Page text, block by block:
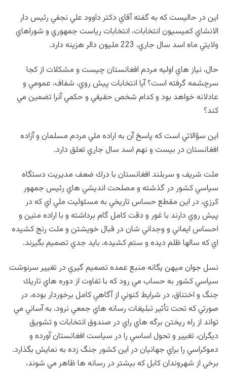
اين در حاليست كه به گفته آقاي دكتر داوود علي نجفي رئيس دار
الانشاي كميسيون انتخابات،‌ انتخابات رياست جمهوري و شوراهاي
ولايتي ماه اسد سال جاري، 223 مليون دالر هزينه دارد.
حال، نياز هاي اوليه مردم افغانستان چيست و مشكلات از كجا
سرچشمه گرفته است؟ آيا انتخابات پيش روي، شفاف، عمومي و
عادلانه خواهد بود و كدام شخص حقيقي و حكمي آنرا تضمين مي
كند؟
اين سؤالاتي است كه پاسخ آن به اراده ملي مردم مسلمان و آزاده
افغانستان در بيست و نهم اسد سال جاري تعلق دارد.
ملت شريف و سربلند افغانستان با درك ضعف مديريت دستگاه
سياسي كشور در گذشته و مصلحت انديشي هاي رئيس جمهور
كرزي، در اين مقطع حساس تاريخي به مسئوليت ملي اي كه در
پيش روي دارند با غور و دقت كامل گام برداشته و با اراده متين و
احساس ايماني و وجداني شان در قبال خويشتن و ملت رنج كشيده
اي كه سالها ظلم ديده و ستم كشيده، بايد جدي تصميم بگيرند.
نسل جوان ميهن يگانه منبع عمده تصميم گيري در تغيير سرنوشت
سياسي كشور به حساب مي رود كه با تفاوت از دوره هاي تاريك
جنگ و اختناق، در شرايط كنوني از آگاهي كامل برخوردار بوده، در
صورتي كه تحت تأثير تبليغات رسانه هاي جمعي نرود، به آساني مي
تواند از راه ريختن برگه هاي راي در صندوق انتخابات و تشويق
ديگران، تغيير و تحول اساسي را در سياست افغانستان آورده و
دموكراسي را براي جهانيان در اين كشور جنگ زده به نمايش بگذارد.
برخي از شهروندان كابل كه بيشتر در رسانه ها ظاهر مي شوند،